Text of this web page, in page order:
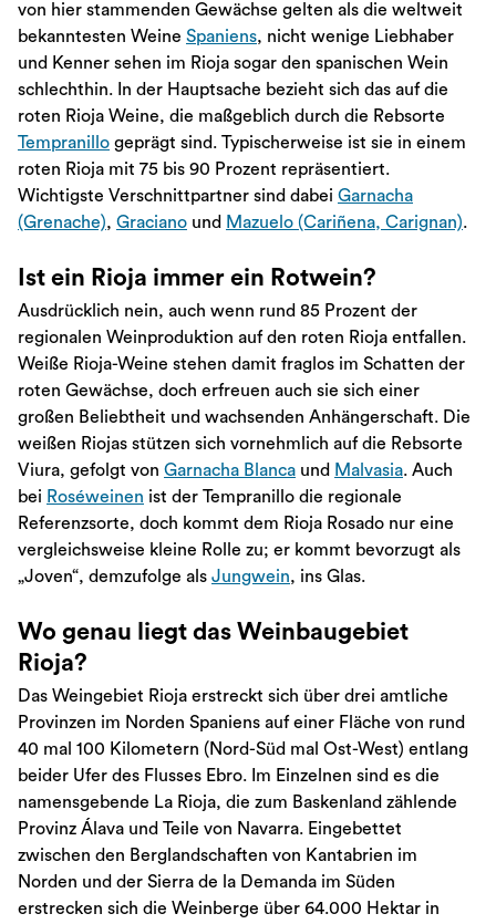
von hier stammenden Gewächse gelten als die weltweit
bekanntesten Weine Spaniens, nicht wenige Liebhaber
und Kenner sehen im Rioja sogar den spanischen Wein
schlechthin. In der Hauptsache bezieht sich das auf die
roten Rioja Weine, die maßgeblich durch die Rebsorte
Tempranillo geprägt sind. Typischerweise ist sie in einem
roten Rioja mit 75 bis 90 Prozent repräsentiert.
Wichtigste Verschnittpartner sind dabei Garnacha
(Grenache), Graciano und Mazuelo (Cariñena, Carignan).
Ist ein Rioja immer ein Rotwein?
Ausdrücklich nein, auch wenn rund 85 Prozent der
regionalen Weinproduktion auf den roten Rioja entfallen.
Weiße Rioja-Weine stehen damit fraglos im Schatten der
roten Gewächse, doch erfreuen auch sie sich einer
großen Beliebtheit und wachsenden Anhängerschaft. Die
weißen Riojas stützen sich vornehmlich auf die Rebsorte
Viura, gefolgt von Garnacha Blanca und Malvasia. Auch
bei Roséweinen ist der Tempranillo die regionale
Referenzsorte, doch kommt dem Rioja Rosado nur eine
vergleichsweise kleine Rolle zu; er kommt bevorzugt als
„Joven“, demzufolge als Jungwein, ins Glas.
Wo genau liegt das Weinbaugebiet
Rioja?
Das Weingebiet Rioja erstreckt sich über drei amtliche
Provinzen im Norden Spaniens auf einer Fläche von rund
40 mal 100 Kilometern (Nord-Süd mal Ost-West) entlang
beider Ufer des Flusses Ebro. Im Einzelnen sind es die
namensgebende La Rioja, die zum Baskenland zählende
Provinz Álava und Teile von Navarra. Eingebettet
zwischen den Berglandschaften von Kantabrien im
Norden und der Sierra de la Demanda im Süden
erstrecken sich die Weinberge über 64.000 Hektar in